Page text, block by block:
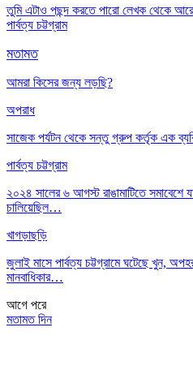
তুমি এটাও পছন্দ করতে পারো লেখক থেকে
পার্বত্য চট্টগ্রাম
মতামত
আমরা কিসের জন্য লড়ছি?
অপরাধ
সাজেক পর্যটন থেকে সন্তু গ্রুপ কর্তৃক এক
পার্বত্য চট্টগ্রাম
২০২৪ সালের ৬ আগস্ট রাঙামাটিতে সমাবেশে
চালিয়েছিল…
খাগড়াছড়ি
জুলাই মাসে পার্বত্য চট্টগ্রামে ঘটেছে খুন,
মানবাধিকার…
আগে পরে
মতামত দিন